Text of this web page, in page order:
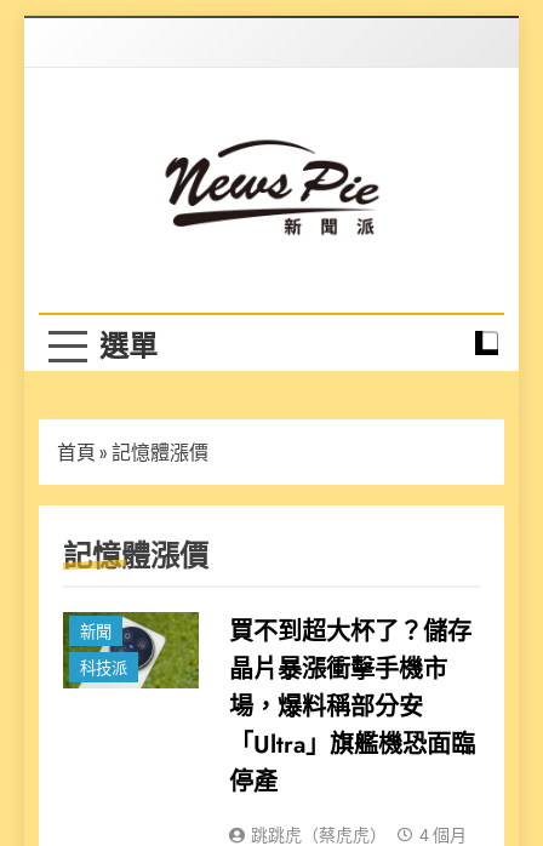
首頁 » 記憶體漲價
記憶體漲價
新聞
科技派
買不到超大杯了？儲存
晶片暴漲衝擊手機市
場，爆料稱部分安
「Ultra」旗艦機恐面臨
停產
跳跳虎（蔡虎虎）
4 個月